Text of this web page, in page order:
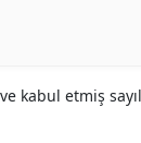
kabul etmiş